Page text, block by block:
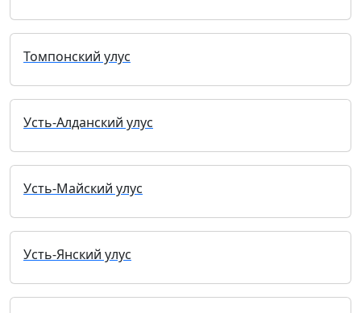
Томпонский улус
Усть-Алданский улус
Усть-Майский улус
Усть-Янский улус